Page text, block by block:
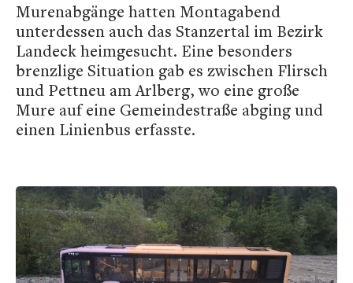
Murenabgänge hatten Montagabend
unterdessen auch das Stanzertal im Bezirk
Landeck heimgesucht. Eine besonders
brenzlige Situation gab es zwischen Flirsch
und Pettneu am Arlberg, wo eine große
Mure auf eine Gemeindestraße abging und
einen Linienbus erfasste.